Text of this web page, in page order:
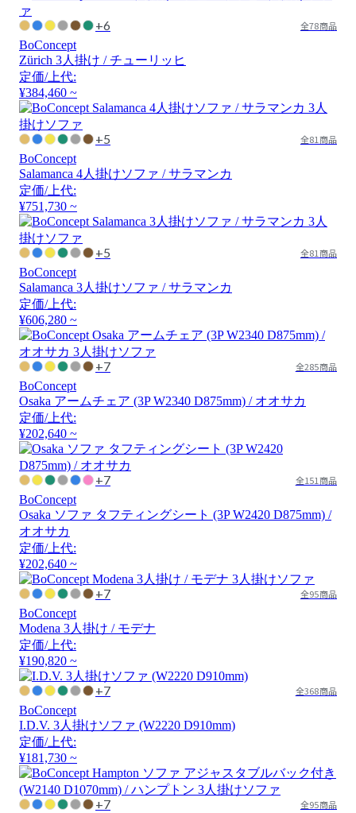
+6 全78商品
BoConcept
Zürich 3人掛け / チューリッヒ
定価/上代:
¥384,460 ~
+5 全81商品
BoConcept
Salamanca 4人掛けソファ / サラマンカ
定価/上代:
¥751,730 ~
+5 全81商品
BoConcept
Salamanca 3人掛けソファ / サラマンカ
定価/上代:
¥606,280 ~
+7 全285商品
BoConcept
Osaka アームチェア (3P W2340 D875mm) / オオサカ
定価/上代:
¥202,640 ~
+7 全151商品
BoConcept
Osaka ソファ タフティングシート (3P W2420 D875mm) /
オオサカ
定価/上代:
¥202,640 ~
+7 全95商品
BoConcept
Modena 3人掛け / モデナ
定価/上代:
¥190,820 ~
+7 全368商品
BoConcept
I.D.V. 3人掛けソファ (W2220 D910mm)
定価/上代:
¥181,730 ~
+7 全95商品